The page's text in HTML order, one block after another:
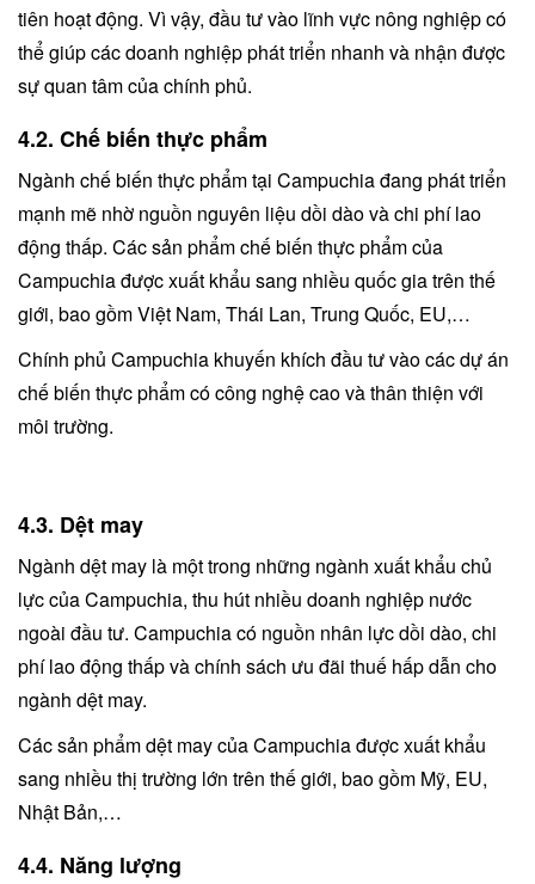
tiên hoạt động. Vì vậy, đầu tư vào lĩnh vực nông nghiệp có
thể giúp các doanh nghiệp phát triển nhanh và nhận được
sự quan tâm của chính phủ.
4.2. Chế biến thực phẩm
Ngành chế biến thực phẩm tại Campuchia đang phát triển
mạnh mẽ nhờ nguồn nguyên liệu dồi dào và chi phí lao
động thấp. Các sản phẩm chế biến thực phẩm của
Campuchia được xuất khẩu sang nhiều quốc gia trên thế
giới, bao gồm Việt Nam, Thái Lan, Trung Quốc, EU,…
Chính phủ Campuchia khuyến khích đầu tư vào các dự án
chế biến thực phẩm có công nghệ cao và thân thiện với
môi trường.
4.3. Dệt may
Ngành dệt may là một trong những ngành xuất khẩu chủ
lực của Campuchia, thu hút nhiều doanh nghiệp nước
ngoài đầu tư. Campuchia có nguồn nhân lực dồi dào, chi
phí lao động thấp và chính sách ưu đãi thuế hấp dẫn cho
ngành dệt may.
Các sản phẩm dệt may của Campuchia được xuất khẩu
sang nhiều thị trường lớn trên thế giới, bao gồm Mỹ, EU,
Nhật Bản,…
4.4. Năng lượng